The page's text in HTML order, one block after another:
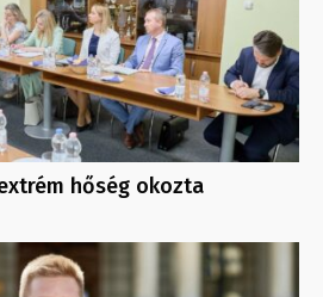
hőség okozta